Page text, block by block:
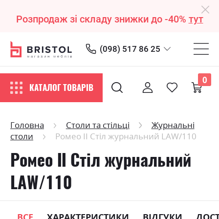
Розпродаж зі складу знижки до -40% тут
(098) 517 86 25
КАТАЛОГ ТОВАРІВ
0
Головна Столи та стільці
Журнальні
столи
Ромео ІІ Стіл журнальний LAW/110
Ромео ІІ Стіл журнальний
LAW/110